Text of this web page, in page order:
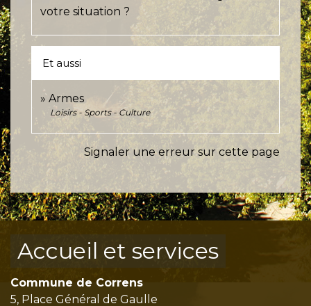
votre situation ?
Et aussi
Armes
Loisirs - Sports - Culture
Signaler une erreur sur cette page
Accueil et services
Commune de Correns
5, Place Général de Gaulle